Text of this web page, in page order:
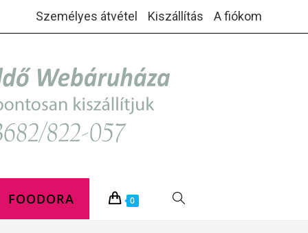
Személyes átvétel Kiszállítás A fiókom
FOODORA 0 TOGGLE